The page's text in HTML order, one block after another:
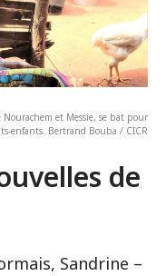
et Messie, se bat pour
enfants. Bertrand Bouba / CICR
de
Sandrine –